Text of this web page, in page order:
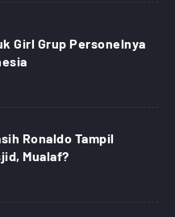
Girl Grup Personelnya
Ronaldo Tampil
Mualaf?